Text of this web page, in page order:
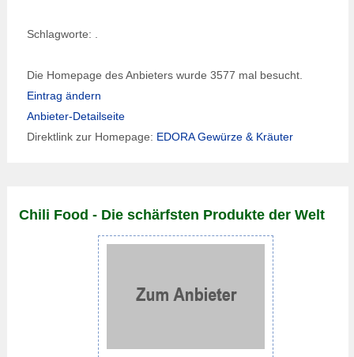
Schlagworte: .
Die Homepage des Anbieters wurde 3577 mal besucht.
Eintrag ändern
Anbieter-Detailseite
Direktlink zur Homepage: EDORA Gewürze & Kräuter
Chili Food - Die schärfsten Produkte der Welt